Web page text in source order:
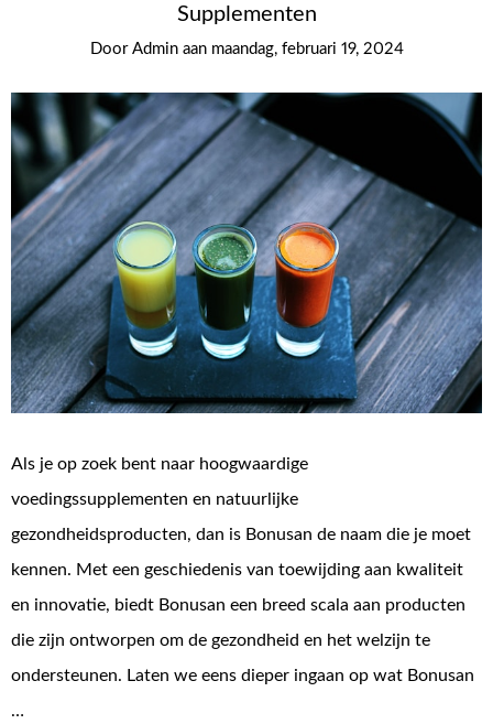
Supplementen
Door Admin aan maandag, februari 19, 2024
Als je op zoek bent naar hoogwaardige
voedingssupplementen en natuurlijke
gezondheidsproducten, dan is Bonusan de naam die je moet
kennen. Met een geschiedenis van toewijding aan kwaliteit
en innovatie, biedt Bonusan een breed scala aan producten
die zijn ontworpen om de gezondheid en het welzijn te
ondersteunen. Laten we eens dieper ingaan op wat Bonusan
…